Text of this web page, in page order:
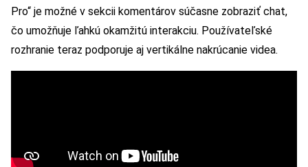
Pro“ je možné v sekcii komentárov súčasne zobraziť chat,
čo umožňuje ľahkú okamžitú interakciu. Používateľské
rozhranie teraz podporuje aj vertikálne nakrúcanie videa.